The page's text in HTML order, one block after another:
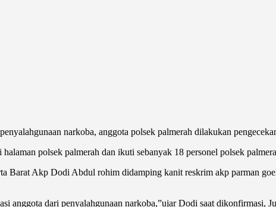
narkoba, anggota polsek palmerah dilakukan
polsek palmerah dan ikuti sebanyak 18 personel polsek
Barat Akp Dodi Abdul rohim didamping kanit reskrim akp parman
anggota dari penyalahgunaan narkoba,”ujar Dodi saat dikonfirmasi,